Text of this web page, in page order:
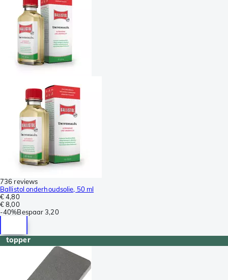
736 reviews
Ballistol onderhoudsolie, 50 ml
€ 4,80
€ 8,00
-40%Bespaar 3,20
topper